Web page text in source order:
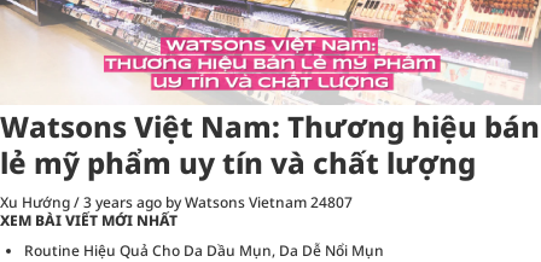
Watsons Việt Nam: Thương hiệu bán
lẻ mỹ phẩm uy tín và chất lượng
Xu Hướng/3 years ago by Watsons Vietnam24807
XEM BÀI VIẾT MỚI NHẤT
Routine Hiệu Quả Cho Da Dầu Mụn, Da Dễ Nổi Mụn